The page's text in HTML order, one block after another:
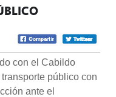
con el Cabildo
público con
ante el